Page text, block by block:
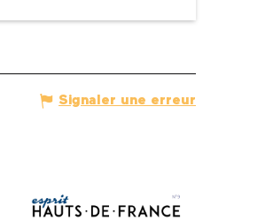
Signaler une erreur